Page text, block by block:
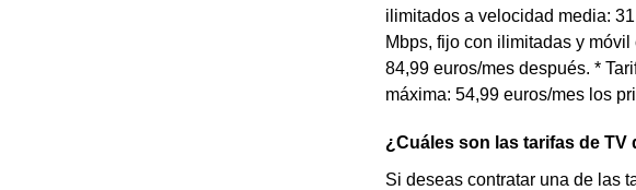
ilimitados a velocidad media:
Mbps, fijo con ilimitadas y
84,99 euros/mes después. *
máxima: 54,99 euros/mes los
¿Cuáles son las tarifas de
Si deseas contratar una de las